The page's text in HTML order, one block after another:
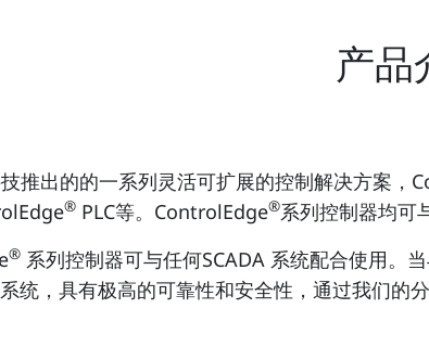
产品
推出的的一系列灵活可扩展的控制解决方案，
® PLC等。ControlEdge®系列控制器均可
® 系列控制器可与任何SCADA 系统配合使用。
统，具有极高的可靠性和安全性，通过我们的